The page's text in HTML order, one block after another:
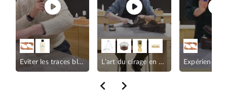
Eviter les traces blanches L’art du cirage en 3 étapesExpérience